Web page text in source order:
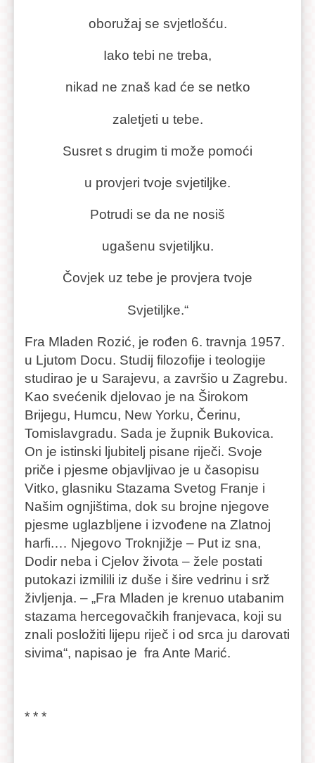
oboružaj se svjetlošću.
Iako tebi ne treba,
nikad ne znaš kad će se netko
zaletjeti u tebe.
Susret s drugim ti može pomoći
u provjeri tvoje svjetiljke.
Potrudi se da ne nosiš
ugašenu svjetiljku.
Čovjek uz tebe je provjera tvoje
Svjetiljke.“
Fra Mladen Rozić, je rođen 6. travnja 1957.
u Ljutom Docu. Studij filozofije i teologije
studirao je u Sarajevu, a završio u Zagrebu.
Kao svećenik djelovao je na Širokom
Brijegu, Humcu, New Yorku, Čerinu,
Tomislavgradu. Sada je župnik Bukovica.
On je istinski ljubitelj pisane riječi. Svoje
priče i pjesme objavljivao je u časopisu
Vitko, glasniku Stazama Svetog Franje i
Našim ognjištima, dok su brojne njegove
pjesme uglazbljene i izvođene na Zlatnoj
harfi.… Njegovo Troknjižje – Put iz sna,
Dodir neba i Cjelov života – žele postati
putokazi izmilili iz duše i šire vedrinu i srž
življenja. – „Fra Mladen je krenuo utabanim
stazama hercegovačkih franjevaca, koji su
znali posložiti lijepu riječ i od srca ju darovati
sivima“, napisao je fra Ante Marić.
* * *